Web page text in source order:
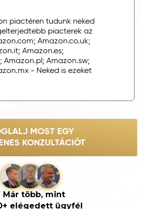
piactéren tudunk neked
piacterek az
Amazon.co.uk;
Amazon.es;
Amazon.pl; Amazon.sw;
- Neked is ezeket
MOST EGY
KONZULTÁCIÓT
Már több, mint
elégedett ügyfél